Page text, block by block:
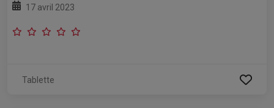
17 avril 2023
Tablette